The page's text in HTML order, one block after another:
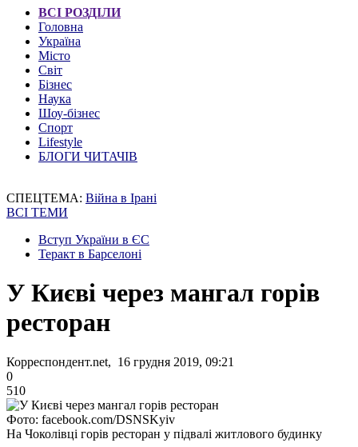
ВСІ РОЗДІЛИ
Головна
Україна
Місто
Світ
Бізнес
Наука
Шоу-бізнес
Спорт
Lifestyle
БЛОГИ ЧИТАЧІВ
СПЕЦТЕМА: Війна в Ірані
ВСІ ТЕМИ
Вступ України в ЄС
Теракт в Барселоні
У Києві через мангал горів
ресторан
Корреспондент.net, 16 грудня 2019, 09:21
0
510
Фото: facebook.com/DSNSKyiv
На Чоколівці горів ресторан у підвалі житлового будинку